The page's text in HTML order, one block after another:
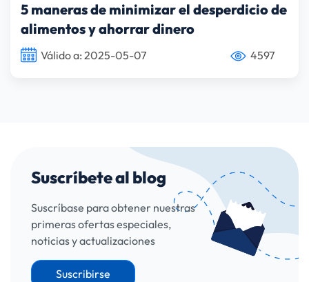
nuestra web está siendo utilizada. Para saber más visita
nuestra
Política de Cookies
, desde ahí podrás cambiar
la configuración o deshabilitar las cookies en cualquier
momento. Al hacer clic en “Aceptar” consientes el uso
5 maneras de minimizar el desperdicio de
alimentos y ahorrar dinero
Válido a: 2025-05-07 4597
Suscríbete al blog
Suscríbase para obtener nuestras
primeras ofertas especiales,
noticias y actualizaciones
Suscribirse